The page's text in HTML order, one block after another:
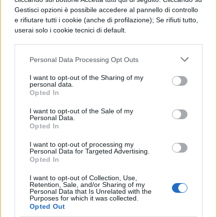
Gestisci opzioni è possibile accedere al pannello di controllo
e rifiutare tutti i cookie (anche di profilazione); Se rifiuti tutto,
userai solo i cookie tecnici di default.
Personal Data Processing Opt Outs
I want to opt-out of the Sharing of my
personal data.
Opted In
I want to opt-out of the Sale of my
Personal Data.
Opted In
I want to opt-out of processing my
Personal Data for Targeted Advertising.
Opted In
I want to opt-out of Collection, Use,
Retention, Sale, and/or Sharing of my
Personal Data that Is Unrelated with the
Purposes for which it was collected.
Opted Out
pochi di essi se ne ricordano.”
dell’esistenza. Farsi primavera, significa
accettare il rischio dell’inverno. Farsi
presenza, significa accettare il rischio
dell’assenza.”
“Amare non è guardarsi a vicenda, ma
” Se tu vieni, per esempio, tutti i
pomeriggi, alle quattro, dalle tre io